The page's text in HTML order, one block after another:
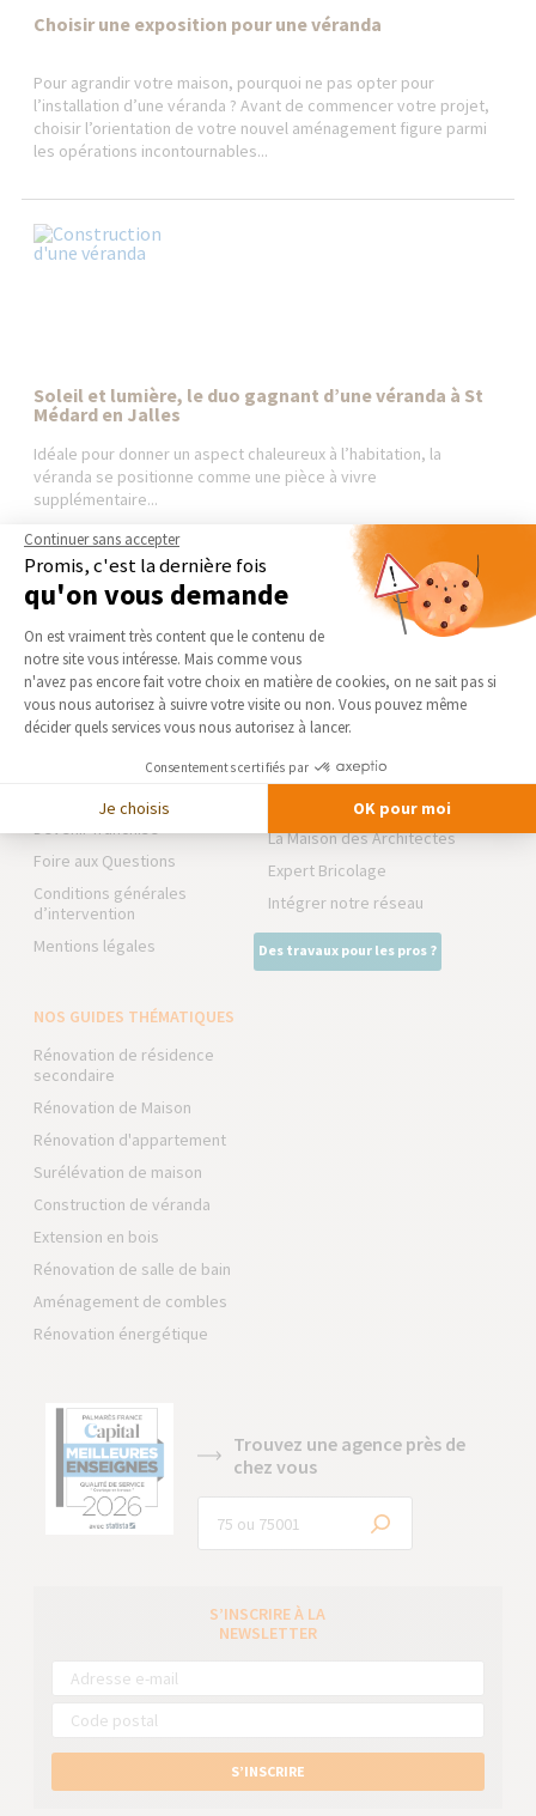
Choisir une exposition pour une véranda
Pour agrandir votre maison, pourquoi ne pas opter pour
l’installation d’une véranda ? Avant de commencer votre projet,
choisir l’orientation de votre nouvel aménagement figure parmi
les opérations incontournables...
Soleil et lumière, le duo gagnant d’une véranda à St
Médard en Jalles
Idéale pour donner un aspect chaleureux à l’habitation, la
véranda se positionne comme une pièce à vivre
supplémentaire...
AGENCE DU BOUSCAT
Qui sommes-nous
Actualités
Notre charte qualité
Devenir franchisé
Foire aux Questions
Conditions générales
d’intervention
Mentions légales
NOS DOMAINES
D’INTERVENTION
EXTENSION
RÉNOVATION INTÉRIEURE
NOS PARTENAIRES
La Maison des Architectes
Expert Bricolage
Intégrer notre réseau
Des travaux pour les pros ?
NOS GUIDES THÉMATIQUES
Rénovation de résidence
secondaire
Rénovation de Maison
Rénovation d'appartement
Surélévation de maison
Construction de véranda
Extension en bois
Rénovation de salle de bain
Aménagement de combles
Rénovation énergétique
Trouvez une agence près de
chez vous
S’INSCRIRE À LA
NEWSLETTER
S’INSCRIRE
Continuer sans accepter
Promis, c'est la dernière fois
qu'on vous demande
Plateforme de Gestion du
On est vraiment très content que le contenu de
notre site vous intéresse. Mais comme vous
n'avez pas encore fait votre choix en matière de cookies, on ne sait pas si
vous nous autorisez à suivre votre visite ou non. Vous pouvez même
décider quels services vous nous autorisez à lancer.
Consentements certifiés par
Je choisis OK pour moi
Axeptio consent